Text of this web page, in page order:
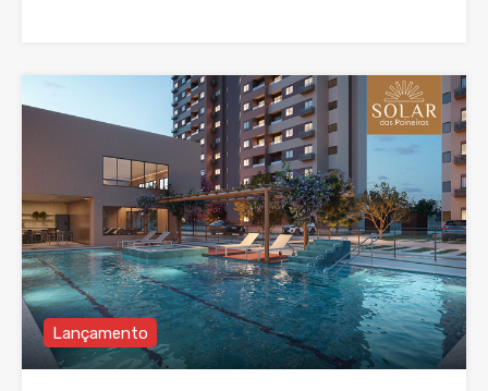
Lançamento